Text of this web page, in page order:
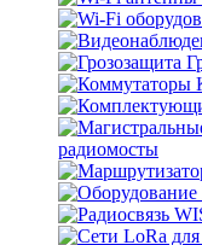
радиомосты